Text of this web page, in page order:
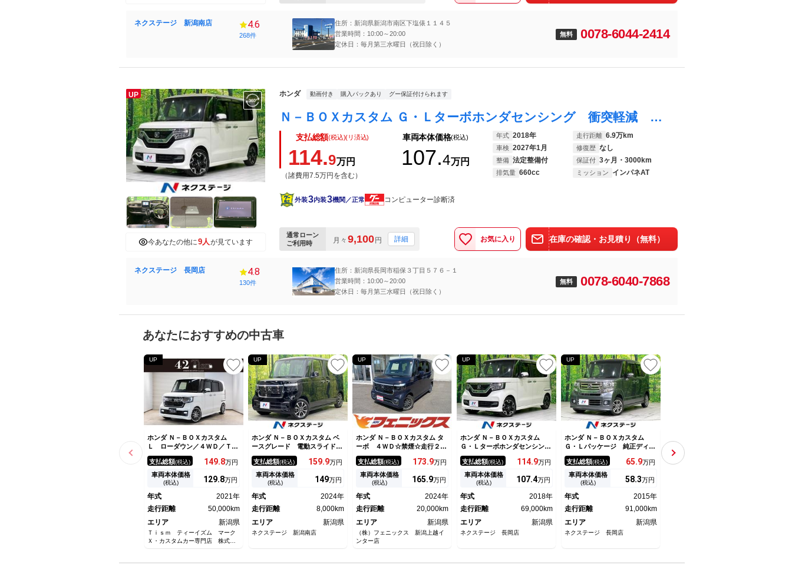
ネクステージ 新潟南店 4.6
268件
住所：新潟県新潟市南区下塩俵１１４５
営業時間：10:00～20:00
定休日：毎月第三水曜日（祝日除く）
無料 0078-6044-2414
UP
今あなたの他に9人が見ています
ホンダ 動画付き 購入パックあり グー保証付けられます
Ｎ－ＢＯＸカスタム Ｇ・Ｌターボホンダセンシング 衝突軽減 ナビ 両側電動スライド ＬＥＤヘッド ＥＴＣ バックカメラ ドラレコ オートエアコン オートライト スマートキー ＵＳＢ入力端子 パドルシフト 電動格納ミラー プライバシーガラス
支払総額(税込)(リ済込)
114.9万円
（諸費用7.5万円を含む）
車両本体価格(税込)
107.4万円
年式 2018年 走行距離 6.9万km
車検 2027年1月 修復歴 なし
整備 法定整備付 保証付 3ヶ月・3000km
排気量 660cc ミッション インパネAT
外装3内装3機関／正常 コンピューター診断済
通常ローン
ご利用時
月々 9,100円 詳細 お気に入り 在庫の確認・お見積り（無料）
ネクステージ 長岡店 4.8
130件
住所：新潟県長岡市稲保３丁目５７６－１
営業時間：10:00～20:00
定休日：毎月第三水曜日（祝日除く）
無料 0078-6040-7868
あなたにおすすめの中古車
UP
ホンダ Ｎ－ＢＯＸカスタム
Ｌ ローダウン／４ＷＤ／ＴＥ
ＩＮ車高調／マーベリック１７
ＡＷ／エアコンパネルＬＥＤ打
替／プッシュスタートＬＥＤ打
替／フットランプ加工／ステア
ックカメラ／ＥＴＣ／ドラレコ
支払総額(税込) 149.8万円
車両本体価格
(税込) 129.8万円
年式
2021年
走行距離
50,000km
エリア
新潟県
Ｔｉｓｍ ティーイズム マーク
Ｘ・カスタムカー専門店 株式会
UP
ホンダ Ｎ－ＢＯＸカスタム ベ
ースグレード 電動スライドド
ア 純正８型ディスプレイ バ
ックカメラ 渋滞追従クルー
ズ 禁煙車 コーナーセンサ
ー シートヒーター シーケン
ンチＡＷ オートハイビーム
オートエアコン
支払総額(税込) 159.9万円
車両本体価格
(税込) 149万円
年式
2024年
走行距離
8,000km
エリア
新潟県
ネクステージ 新潟南店
UP
ホンダ Ｎ－ＢＯＸカスタム タ
ーボ ４ＷＤ☆禁煙☆走行２万
キロ☆ギャザズ８型ナビ☆ＴＶ
☆バックカメラ☆両側パワスラ
☆衝突軽減ブレーキ☆レーダー
クルーズ☆オートハイビーム☆
ビシート☆前席シートヒーター
☆試乗ＯＫ
支払総額(税込) 173.9万円
車両本体価格
(税込) 165.9万円
年式
2024年
走行距離
20,000km
エリア
新潟県
（株）フェニックス 新潟上越イ
ンター店
UP
ホンダ Ｎ－ＢＯＸカスタム
Ｇ・Ｌターボホンダセンシン
グ 衝突軽減 ナビ 両側電動
スライド ＬＥＤヘッド ＥＴ
Ｃ バックカメラ ドラレコ
オートエアコン オートライ
端子 パドルシフト 電動格納
ミラー プライバシーガラス
支払総額(税込) 114.9万円
車両本体価格
(税込) 107.4万円
年式
2018年
走行距離
69,000km
エリア
新潟県
ネクステージ 長岡店
UP
ホンダ Ｎ－ＢＯＸカスタム
Ｇ・Ｌパッケージ 純正ディス
プレイオーディオ 電動スライ
ド シートヒーター バックカ
メラ オートエアコン オート
ライト スマートキー 盗難防
り防止装置 プライバシーガラ
ス
支払総額(税込) 65.9万円
車両本体価格
(税込) 58.3万円
年式
2015年
走行距離
91,000km
エリア
新潟県
ネクステージ 長岡店
Ｇ・ターボＬパッケージ【４Ｗ
Ｄ】【大阪仕入】【クルコン】
禁煙 【純正メモリーナビ／地
支払総額